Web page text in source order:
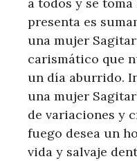
presenta es
una mujer
carismático que
un día aburrido.
una mujer
de variaciones y
fuego desea un
vida y salvaje